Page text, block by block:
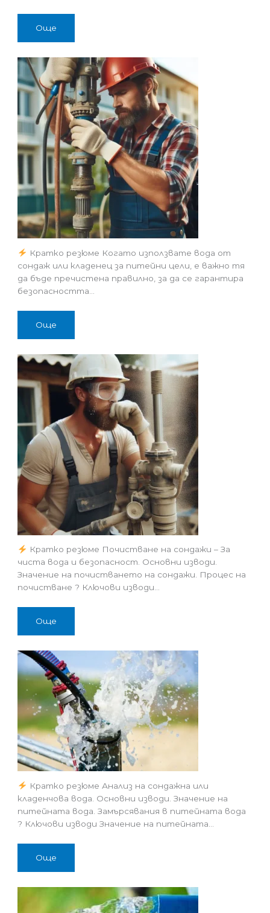
Още
Кратко резюме Когато използвате вода от
сондаж или кладенец за питейни цели, е важно тя
да бъде пречистена правилно, за да се гарантира
безопасността…
Още
Кратко резюме Почистване на сондажи – За
чиста вода и безопасност. Основни изводи.
Значение на почистването на сондажи. Процес на
почистване ? Ключови изводи…
Още
Кратко резюме Анализ на сондажна или
кладенчова вода. Основни изводи. Значение на
питейната вода. Замърсявания в питейната вода
? Ключови изводи Значение на питейната…
Още